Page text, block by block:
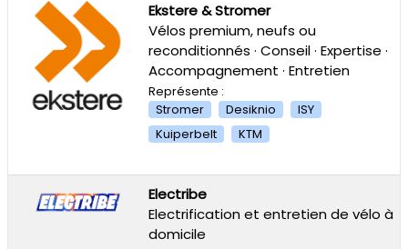
Ekstere & Stromer
Vélos premium, neufs ou
reconditionnés · Conseil · Expertise ·
Accompagnement · Entretien
Représente :
Stromer
Desiknio
ISY
Kuiperbelt
KTM
Electribe
Electrification et entretien de vélo à
domicile